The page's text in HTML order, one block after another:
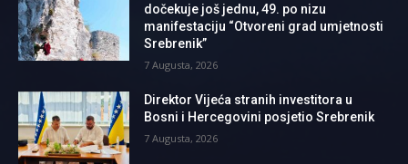
dočekuje još jednu, 49. po nizu
manifestaciju “Otvoreni grad umjetnosti
Srebrenik”
7 Augusta, 2026
Direktor Vijeća stranih investitora u
Bosni i Hercegovini posjetio Srebrenik
7 Augusta, 2026